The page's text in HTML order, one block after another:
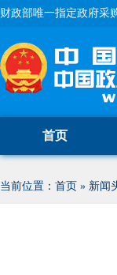
财政部唯一指定政府采
首页
当前位置： 首页 » 新闻